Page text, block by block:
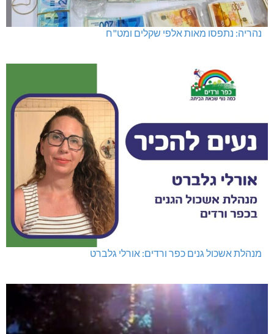
נהריה: נתפסו מאות אלפי שקלים ומט"ח
מנהלת אשכול גנים כפר ורדים: אורלי גלברט